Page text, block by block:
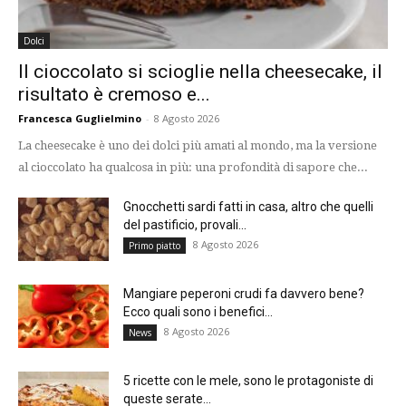
Dolci
Il cioccolato si scioglie nella cheesecake, il
risultato è cremoso e...
Francesca Guglielmino - 8 Agosto 2026
La cheesecake è uno dei dolci più amati al mondo, ma la versione
al cioccolato ha qualcosa in più: una profondità di sapore che...
Gnocchetti sardi fatti in casa, altro che quelli
del pastificio, provali...
Primo piatto 8 Agosto 2026
Mangiare peperoni crudi fa davvero bene?
Ecco quali sono i benefici...
News 8 Agosto 2026
5 ricette con le mele, sono le protagoniste di
queste serate...